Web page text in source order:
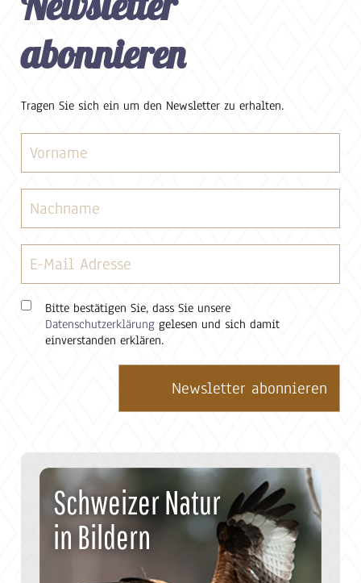
abonnieren
Tragen Sie sich ein um den Newsletter zu erhalten.
Bitte bestätigen Sie, dass Sie unsere
Datenschutzerklärung gelesen und sich damit
einverstanden erklären.
Schweizer Natur
in Bildern